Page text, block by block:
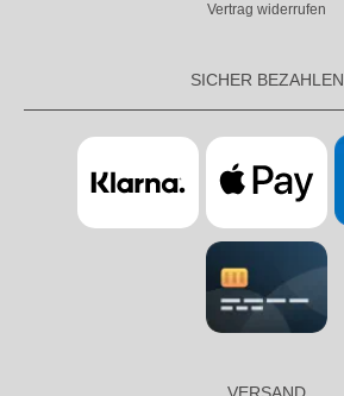
Vertrag widerrufen
SICHER BEZAHLEN
VERSAND